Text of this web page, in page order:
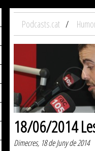
Podcasts.cat
18/06/2014
Dimecres, 18 de Juny de 2014